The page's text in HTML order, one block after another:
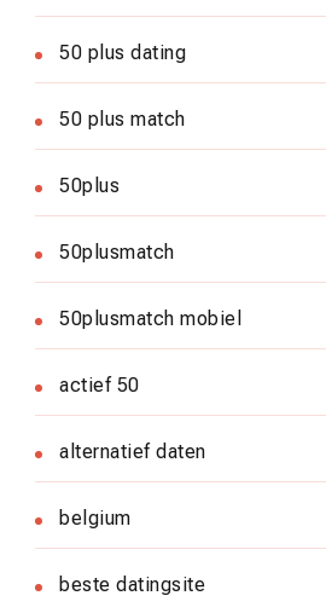
50 plus dating
50 plus match
50plus
50plusmatch
50plusmatch mobiel
actief 50
alternatief daten
belgium
beste datingsite